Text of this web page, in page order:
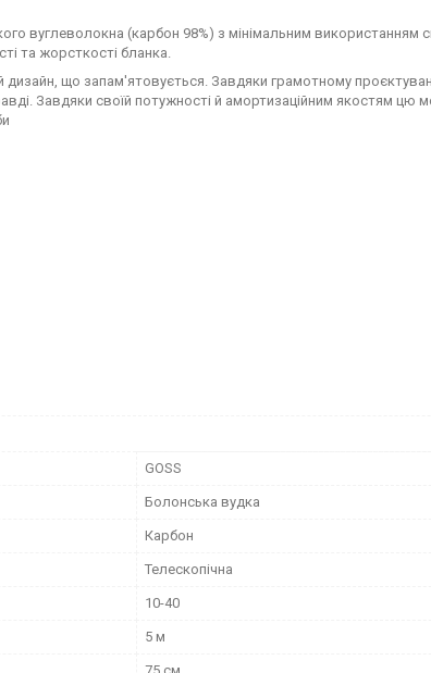
вуглеволокна (карбон 98%) з мінімальним використанням
та жорсткості бланка.
дизайн, що запам'ятовується. Завдяки грамотному
Завдяки своїй потужності й амортизаційним якостям цю
GOSS
Болонська вудка
Карбон
Телескопічна
10-40
5 м